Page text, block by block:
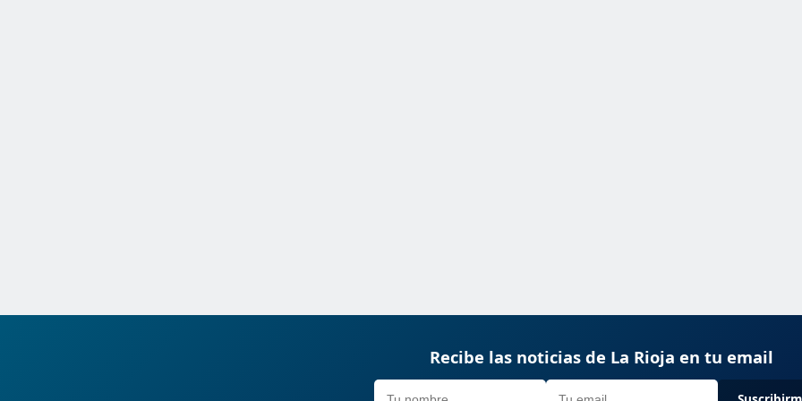
Recibe las noticias de La Rioja en tu email